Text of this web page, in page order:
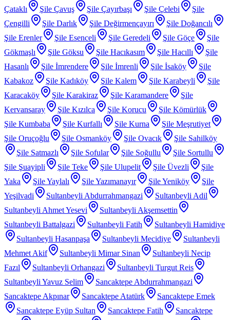
Çataklı
Şile Çavuş Şile Çayırbaşı Şile Çelebi
Şile
Çengilli
Şile Darlık Şile Değirmençayırı
Şile Doğancılı
Şile Erenler
Şile Esenceli Şile Geredeli Şile Göçe
Şile
Gökmaşlı
Şile Göksu Şile Hacıkasım Şile Hacıllı
Şile
Hasanlı
Şile İmrendere Şile İmrenli Şile İsaköy
Şile
Kabakoz
Şile Kadıköy Şile Kalem Şile Karabeyli
Şile
Karacaköy
Şile Karakiraz Şile Karamandere
Şile
Kervansaray
Şile Kızılca Şile Korucu
Şile Kömürlük
Şile Kumbaba
Şile Kurfallı Şile Kurna
Şile Meşrutiyet
Şile Oruçoğlu
Şile Osmanköy Şile Ovacık
Şile Sahilköy
Şile Satmazlı
Şile Sofular Şile Soğullu
Şile Sortullu
Şile Şuayipli
Şile Teke Şile Ulupelit Şile Üvezli
Şile
Yaka
Şile Yaylalı Şile Yazımanayır Şile Yeniköy
Şile
Yeşilvadi
Sultanbeyli Abdurrahmangazi
Sultanbeyli Adil
Sultanbeyli Ahmet Yesevi
Sultanbeyli Akşemsettin
Sultanbeyli Battalgazi
Sultanbeyli Fatih
Sultanbeyli Hamidiye
Sultanbeyli Hasanpaşa
Sultanbeyli Mecidiye
Sultanbeyli
Mehmet Akif
Sultanbeyli Mimar Sinan
Sultanbeyli Necip
Fazıl
Sultanbeyli Orhangazi
Sultanbeyli Turgut Reis
Sultanbeyli Yavuz Selim
Sancaktepe Abdurrahmangazi
Sancaktepe Akpınar
Sancaktepe Atatürk
Sancaktepe Emek
Sancaktepe Eyüp Sultan
Sancaktepe Fatih
Sancaktepe